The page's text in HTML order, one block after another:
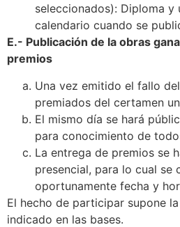
seleccionados): Diploma y
calendario cuando se
E.- Publicación de la obras
premios
Una vez emitido el fallo
premiados del certamen
El mismo día se hará
para conocimiento de
La entrega de premios se
presencial, para lo cual se
oportunamente fecha y
El hecho de participar supone
indicado en las bases.